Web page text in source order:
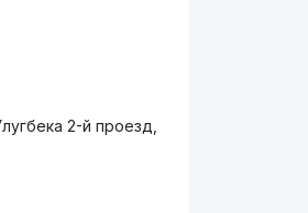
2-й проезд,